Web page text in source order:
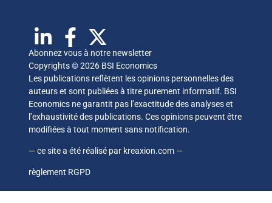
Abonnez vous à notre newsletter
Copyrights © 2026 BSI Economics
Les publications reflètent les opinions personnelles des
auteurs et sont publiées à titre purement informatif. BSI
Economics ne garantit pas l’exactitude des analyses et
l’exhaustivité des publications. Ces opinions peuvent être
modifiées à tout moment sans notification.
— ce site a été réalisé par kreaxion.com —
règlement RGPD